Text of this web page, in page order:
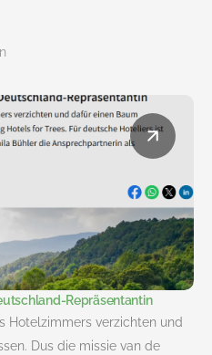
Repräsentantin
Hotelzimmers verzichten und
Dus die missie van de